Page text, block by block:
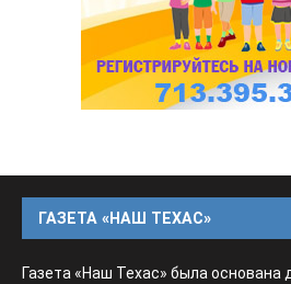
ГАЗЕТА «НАШ ТЕХАС»
Газета «Наш Техас» была основана